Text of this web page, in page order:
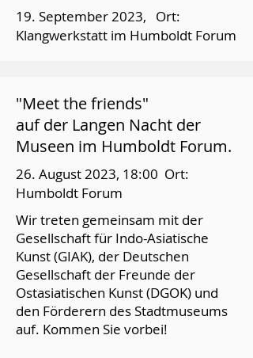
19. September 2023, Ort:
Klangwerkstatt im Humboldt Forum
"Meet the friends"
auf der Langen Nacht der
Museen im Humboldt Forum.
26. August 2023, 18:00 Ort:
Humboldt Forum
Wir treten gemeinsam mit der
Gesellschaft für Indo-Asiatische
Kunst (GIAK), der Deutschen
Gesellschaft der Freunde der
Ostasiatischen Kunst (DGOK) und
den Förderern des Stadtmuseums
auf. Kommen Sie vorbei!